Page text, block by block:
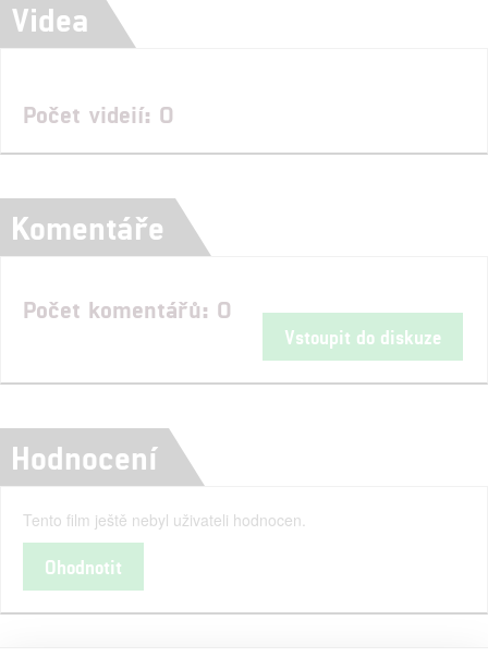
Videa
Počet videií: 0
Komentáře
Počet komentářů: 0
Vstoupit do diskuze
Hodnocení
Tento film ještě nebyl uživateli hodnocen.
Ohodnotit